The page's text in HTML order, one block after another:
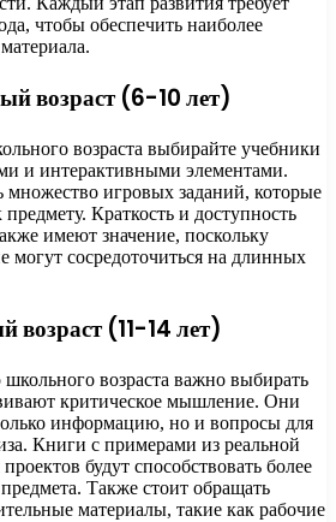
чтобы обеспечить наиболее
возраст (6-10 лет)
возраста выбирайте учебники
и интерактивными элементами.
игровых заданий, которые
Краткость и доступность
имеют значение, поскольку
могут сосредоточиться на длинных
(11-14 лет)
возраста важно выбирать
критическое мышление. Они
информацию, но и вопросы для
Книги с примерами из реальной
будут способствовать более
Также стоит обращать
материалы, такие как рабочие